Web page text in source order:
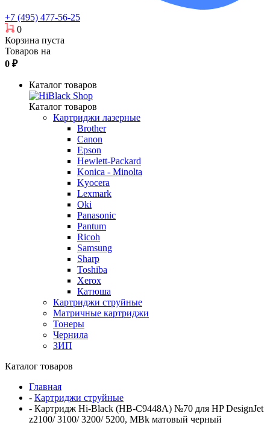
+7 (495) 477-56-25
0
Корзина пуста
Товаров на
0 ₽
Каталог товаров
Каталог товаров
Картриджи лазерные
Brother
Canon
Epson
Hewlett-Packard
Konica - Minolta
Kyocera
Lexmark
Oki
Panasonic
Pantum
Ricoh
Samsung
Sharp
Toshiba
Xerox
Катюша
Картриджи струйные
Матричные картриджи
Тонеры
Чернила
ЗИП
Каталог товаров
Главная
- Картриджи струйные
- Картридж Hi-Black (HB-C9448A) №70 для HP DesignJet
z2100/ 3100/ 3200/ 5200, MBk матовый черный